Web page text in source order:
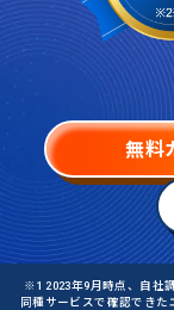
無料
※1 2023年9月時点、自社
同種サービスで確認でき